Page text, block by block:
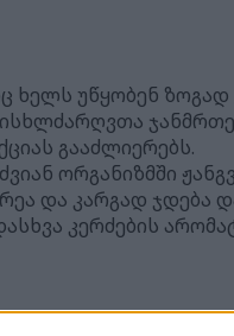
ხელს უწყობენ
გააძლიერებს.
ორგანიზმში
და კარგად ჯდება
კერძების